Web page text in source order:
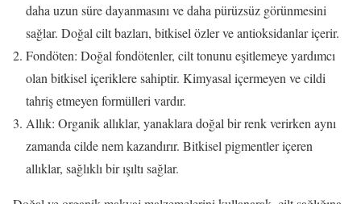
daha uzun süre dayanmasını ve daha pürüzsüz görünmesini
sağlar. Doğal cilt bazları, bitkisel özler ve antioksidanlar içerir.
Fondöten: Doğal fondötenler, cilt tonunu eşitlemeye yardımcı
olan bitkisel içeriklere sahiptir. Kimyasal içermeyen ve cildi
tahriş etmeyen formülleri vardır.
Allık: Organik allıklar, yanaklara doğal bir renk verirken aynı
zamanda cilde nem kazandırır. Bitkisel pigmentler içeren
allıklar, sağlıklı bir ışıltı sağlar.